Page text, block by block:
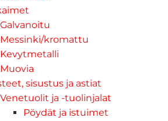
Galvanoitu
Messinki/kromattu
Kevytmetalli
Muovia
sisustus ja astiat
Venetuolit ja -tuolinjalat
Pöydät ja istuimet